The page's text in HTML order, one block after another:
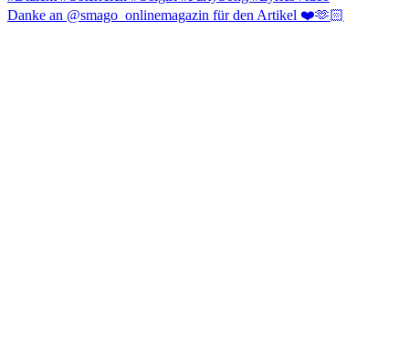
Danke an @smago_onlinemagazin für den Artikel ❤️🫶🏻